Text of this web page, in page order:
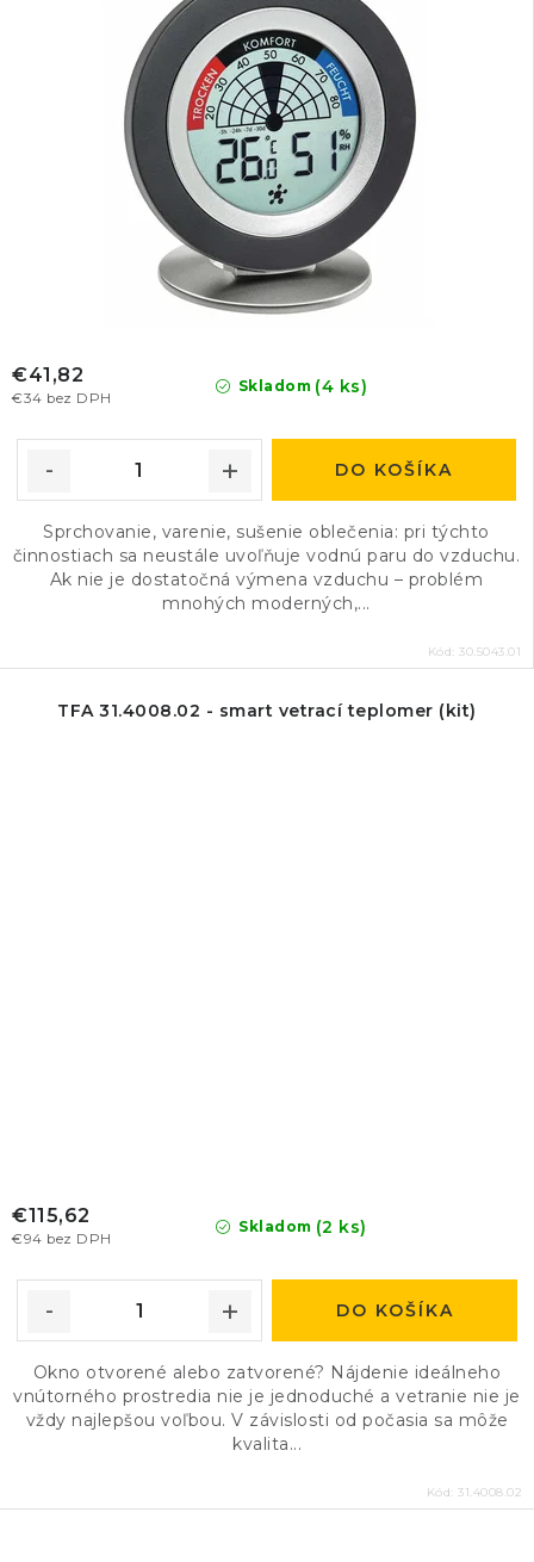
Skladom (4 ks)
€34 bez DPH
€41,82
DO KOŠÍKA
Sprchovanie, varenie, sušenie oblečenia: pri týchto
činnostiach sa neustále uvoľňuje vodnú paru do vzduchu.
Ak nie je dostatočná výmena vzduchu – problém
mnohých moderných,...
Kód: 30.5043.01
TFA 31.4008.02 - smart vetrací teplomer (kit)
Skladom (2 ks)
€94 bez DPH
€115,62
DO KOŠÍKA
Okno otvorené alebo zatvorené? Nájdenie ideálneho
vnútorného prostredia nie je jednoduché a vetranie nie je
vždy najlepšou voľbou. V závislosti od počasia sa môže
kvalita...
Kód: 31.4008.02